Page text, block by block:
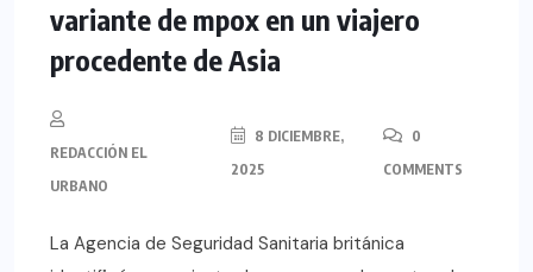
variante de mpox en un viajero
procedente de Asia
REDACCIÓN EL
URBANO
8 DICIEMBRE,
2025
0
COMMENTS
La Agencia de Seguridad Sanitaria británica